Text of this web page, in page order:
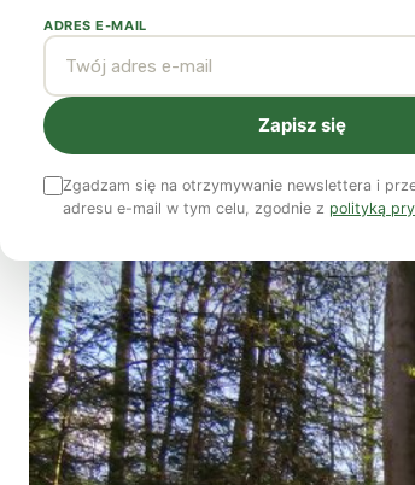
Agnieszka Korniluk
Prawie 3 tysiące hektarów
nauka, współpraca społeczna i
ADRES E-MAIL
Zapisz się
Zgadzam się na otrzymywanie newslettera i
adresu e-mail w tym celu, zgodnie z polityką